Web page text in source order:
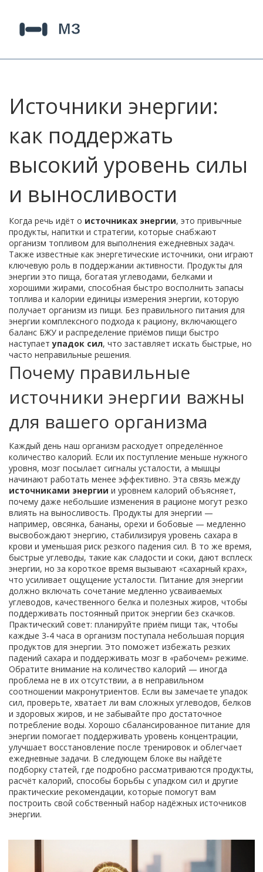
Источники энергии:
как поддержать
высокий уровень силы
и выносливости
Когда речь идёт о источниках энергии, это привычные
продукты, напитки и стратегии, которые снабжают
организм топливом для выполнения ежедневных задач.
Также известные как энергетические источники, они играют
ключевую роль в поддержании активности. Продукты для
энергии это пища, богатая углеводами, белками и
хорошими жирами, способная быстро восполнить запасы
топлива и калории единицы измерения энергии, которую
получает организм из пищи. Без правильного питания для
энергии комплексного подхода к рациону, включающего
баланс БЖУ и распределение приёмов пищи быстро
наступаетупадок сил, что заставляет искать быстрые, но
часто неправильные решения.
Почему правильные
источники энергии важны
для вашего организма
Каждый день наш организм расходует определённое
количество калорий. Если их поступление меньше нужного
уровня, мозг посылает сигналы усталости, а мышцы
начинают работать менее эффективно. Эта связь между
источниками энергии и уровнем калорий объясняет,
почему даже небольшие изменения в рационе могут резко
влиять на выносливость. Продукты для энергии —
например, овсянка, бананы, орехи и бобовые — медленно
высвобождают энергию, стабилизируя уровень сахара в
крови и уменьшая риск резкого падения сил. В то же время,
быстрые углеводы, такие как сладости и соки, дают всплеск
энергии, но за короткое время вызывают «сахарный крах»,
что усиливает ощущение усталости. Питание для энергии
должно включать сочетание медленно усваиваемых
углеводов, качественного белка и полезных жиров, чтобы
поддерживать постоянный приток энергии без скачков.
Практический совет: планируйте приём пищи так, чтобы
каждые 3‑4 часа в организм поступала небольшая порция
продуктов для энергии. Это поможет избежать резких
падений сахара и поддерживать мозг в «рабочем» режиме.
Обратите внимание на количество калорий — иногда
проблема не в их отсутствии, а в неправильном
соотношении макронутриентов. Если вы замечаете упадок
сил, проверьте, хватает ли вам сложных углеводов, белков
и здоровых жиров, и не забывайте про достаточное
потребление воды. Хорошо сбалансированное питание для
энергии помогает поддерживать уровень концентрации,
улучшает восстановление после тренировок и облегчает
ежедневные задачи. В следующем блоке вы найдёте
подборку статей, где подробно рассматриваются продукты,
расчёт калорий, способы борьбы с упадком сил и другие
практические рекомендации, которые помогут вам
построить свой собственный набор надёжных источников
энергии.